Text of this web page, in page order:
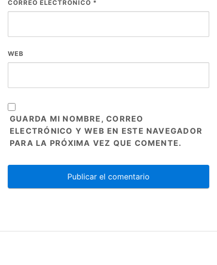
CORREO ELECTRÓNICO *
WEB
GUARDA MI NOMBRE, CORREO
ELECTRÓNICO Y WEB EN ESTE NAVEGADOR
PARA LA PRÓXIMA VEZ QUE COMENTE.